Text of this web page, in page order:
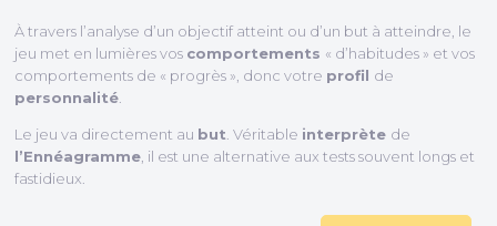
À travers l’analyse d’un objectif atteint ou d’un but à atteindre, le
jeu met en lumières vos comportements « d’habitudes » et vos
comportements de « progrès », donc votre profil de
personnalité.
Le jeu va directement au but . Véritable interprète de
l’Ennéagramme, il est une alternative aux tests souvent longs et
fastidieux.